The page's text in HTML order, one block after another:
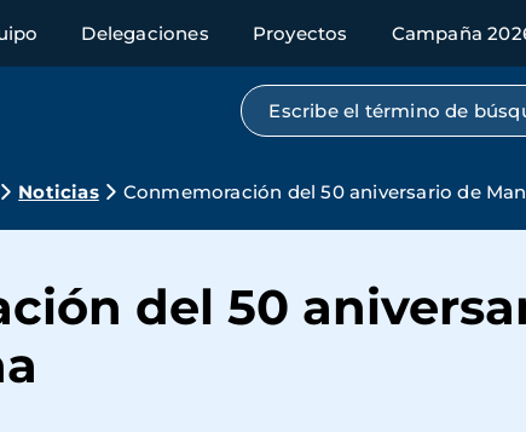
Delegaciones Proyectos Campaña
Búsqueda por texto
Noticias Conmemoración del 50 aniversario de
del 50